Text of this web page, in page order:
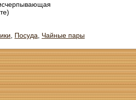
Посуда Чайные пары